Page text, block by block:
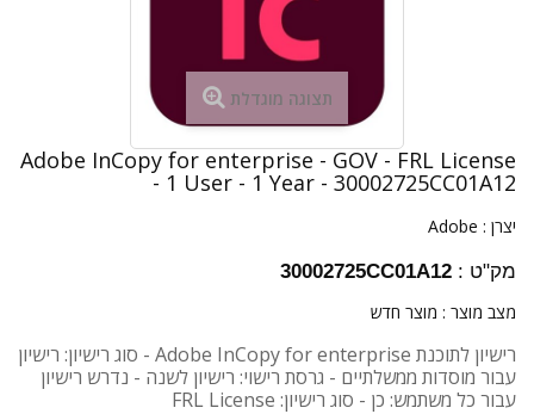
תצוגה מוגדלת
Adobe InCopy for enterprise - GOV - FRL License
- 1 User - 1 Year - 30002725CC01A12
יצרן : Adobe
מק"ט : 30002725CC01A12
מצב מוצר : מוצר חדש
רישיון לתוכנת Adobe InCopy for enterprise - סוג רישיון: רישיון
עבור מוסדות ממשלתיים - גרסת רישוי: רישיון לשנה - נדרש רישיון
עבור כל משתמש: כן - סוג רישיון: FRL License